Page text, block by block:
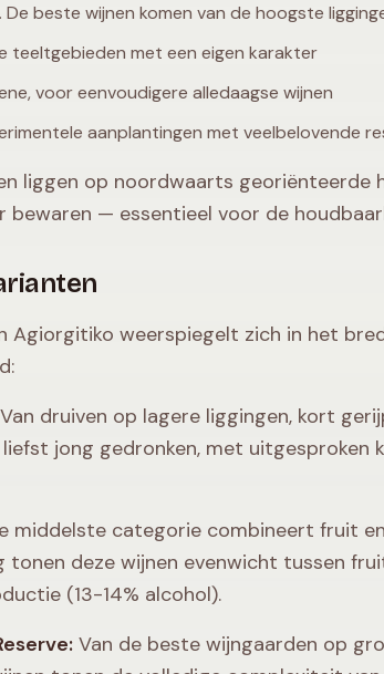
beste wijnen komen van de hoogste
teeltgebieden met een eigen karakter
voor eenvoudigere alledaagse wijnen
aanplantingen met veelbelovende
liggen op noordwaarts georiënteerde
bewaren — essentieel voor de
Agiorgitiko weerspiegelt zich in het
Van druiven op lagere liggingen, kort
jong gedronken, met uitgesproken
middelste categorie combineert fruit
tonen deze wijnen evenwicht tussen
(13-14% alcohol).
Van de beste wijngaarden op